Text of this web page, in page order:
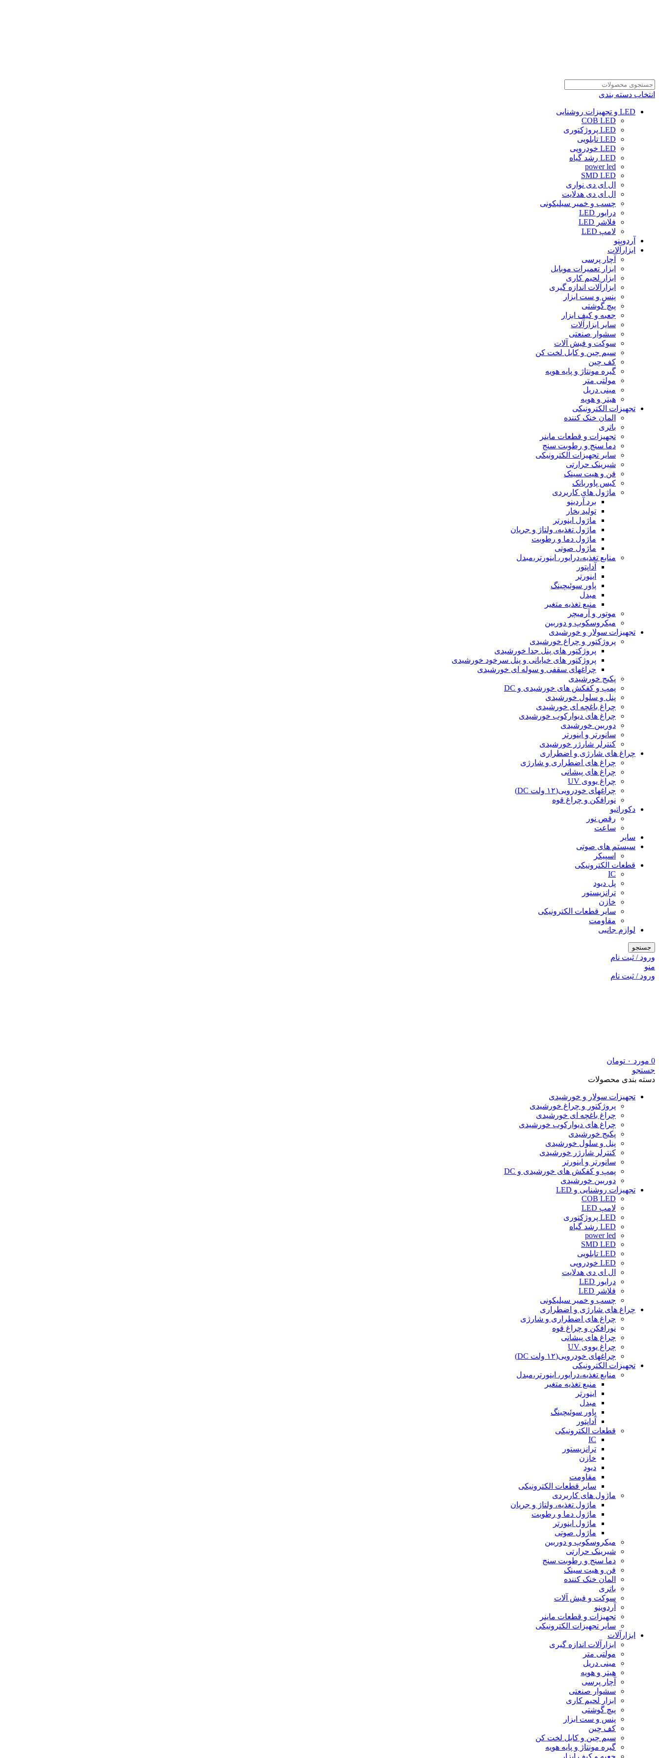
انتخاب دسته بندی
LED و تجهیزات روشنایی
COB LED
LED پروژکتوری
LED تابلویی
LED خودرویی
LED رشد گیاه
power led
SMD LED
ال ای دی نواری
ال ای دی هدلایت
چسب و خمیر سیلیکونی
درایور LED
فلاشر LED
لامپ LED
آردوینو
ابزارآلات
آچار پرسی
ابزار تعمیرات موبایل
ابزار لحیم کاری
ابزارآلات اندازه گیری
پنس و ست ابزار
پیچ گوشتی
جعبه و کیف ابزار
سایر ابزارآلات
سشوار صنعتی
سوکت و فیش آلات
سیم چین و کابل لخت کن
کف چین
گیره مونتاژ و پایه هویه
مولتی متر
مینی دریل
هیتر و هویه
تجهیزات الکترونیکی
المان خنک کننده
باتری
تجهیزات و قطعات ماینر
دما سنج و رطوبت سنج
سایر تجهیزات الکترونیکی
شیرینک حرارتی
فن و هیت سینک
کیس پاوربانک
ماژول های کاربردی
برد آردینو
تولید بخار
ماژول اینورتر
ماژول تغذیه، ولتاژ و جریان
ماژول دما و رطوبت
ماژول صوتی
منابع تغذیه،درایور، اینورتر،مبدل
آداپتور
اینورتر
پاور سوئیچینگ
مبدل
منبع تغذیه متغیر
موتور و آرمیچر
میکروسکوپ و دوربین
تجهیزات سولار و خورشیدی
پروژکتور و چراغ خورشیدی
پروژکتور های پنل جدا خورشیدی
پروژکتور های خیابانی و پنل سرخود خورشیدی
چراغهای سقفی و سوله ای خورشیدی
پکیج خورشیدی
پمپ و کفکش های خورشیدی و DC
پنل و سلول خورشیدی
چراغ باغچه ای خورشیدی
چراغ های دیوارکوب خورشیدی
دوربین خورشیدی
سانورتر و اینورتر
کنترلر شارژر خورشیدی
چراغ های شارژی و اضطراری
چراغ های اضطراری و شارژی
چراغ های پیشانی
چراغ یووی UV
چراغهای خودرویی(۱۲ ولت DC)
نورافکن و چراغ قوه
دکوراتیو
رقص نور
ساعت
سایر
سیستم های صوتی
اسپیکر
قطعات الکترونیکی
IC
پل دیود
ترانزیستور
خازن
سایر قطعات الکترونیکی
مقاومت
لوازم جانبی
جستجو
ورود / ثبت نام
منو
ورود / ثبت نام
0 مورد ۰ تومان
جستجو
دسته بندی محصولات
تجهیزات سولار و خورشیدی
پروژکتور و چراغ خورشیدی
چراغ باغچه ای خورشیدی
چراغ های دیوارکوب خورشیدی
پکیج خورشیدی
پنل و سلول خورشیدی
کنترلر شارژر خورشیدی
سانورتر و اینورتر
پمپ و کفکش های خورشیدی و DC
دوربین خورشیدی
تجهیزات روشنایی و LED
COB LED
لامپ LED
LED پروژکتوری
LED رشد گیاه
power led
SMD LED
LED تابلویی
LED خودرویی
ال ای دی هدلایت
درایور LED
فلاشر LED
چسب و خمیر سیلیکونی
چراغ های شارژی و اضطراری
چراغ های اضطراری و شارژی
نورافکن و چراغ قوه
چراغ های پیشانی
چراغ یووی UV
چراغهای خودرویی(۱۲ ولت DC)
تجهیزات الکترونیکی
منابع تغذیه،درایور، اینورتر،مبدل
منبع تغذیه متغیر
اینورتر
مبدل
پاور سوئیچینگ
آداپتور
قطعات الکترونیکی
IC
ترانزیستور
خازن
دیود
مقاومت
سایر قطعات الکترونیکی
ماژول های کاربردی
ماژول تغذیه، ولتاژ و جریان
ماژول دما و رطوبت
ماژول اینورتر
ماژول صوتی
میکروسکوپ و دوربین
شیرینک حرارتی
دما سنج و رطوبت سنج
فن و هیت سینک
المان خنک کننده
باتری
سوکت و فیش آلات
آردوینو
تجهیزات و قطعات ماینر
سایر تجهیزات الکترونیکی
ابزارآلات
ابزارآلات اندازه گیری
مولتی متر
مینی دریل
هیتر و هویه
آچار پرسی
سشوار صنعتی
ابزار لحیم کاری
پیچ گوشتی
پنس و ست ابزار
کف چین
سیم چین و کابل لخت کن
گیره مونتاژ و پایه هویه
جعبه و کیف ابزار